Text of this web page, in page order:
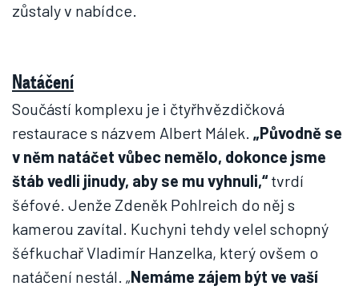
zůstaly v nabídce.
Natáčení
Součástí komplexu je i čtyřhvězdičková
restaurace s názvem Albert Málek. „Původně se
v něm natáčet vůbec nemělo, dokonce jsme
štáb vedli jinudy, aby se mu vyhnuli,“tvrdí
šéfové. Jenže Zdeněk Pohlreich do něj s
kamerou zavítal. Kuchyni tehdy velel schopný
šéfkuchař Vladimír Hanzelka, který ovšem o
natáčení nestál. „Nemáme zájem být ve vaší